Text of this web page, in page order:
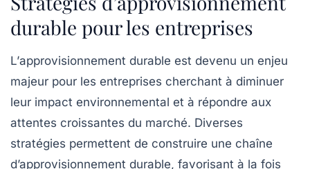
durable pour les entreprises
L’approvisionnement durable est devenu un enjeu
majeur pour les entreprises cherchant à diminuer
leur impact environnemental et à répondre aux
attentes croissantes du marché. Diverses
stratégies permettent de construire une chaîne
d’approvisionnement durable, favorisant à la fois